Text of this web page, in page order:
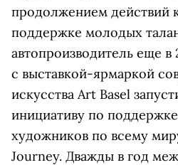
продолжением действий
поддержке молодых
автопроизводитель еще в
с выставкой-ярмаркой
искусства Art Basel
инициативу по
художников по всему
Journey. Дважды в год